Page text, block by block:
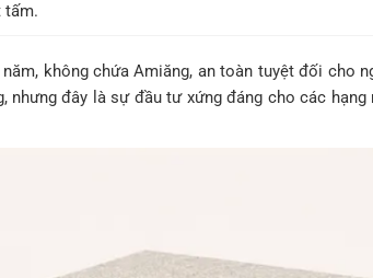
tấm.
không chứa Amiăng, an toàn tuyệt đối cho
nhưng đây là sự đầu tư xứng đáng cho các hạng